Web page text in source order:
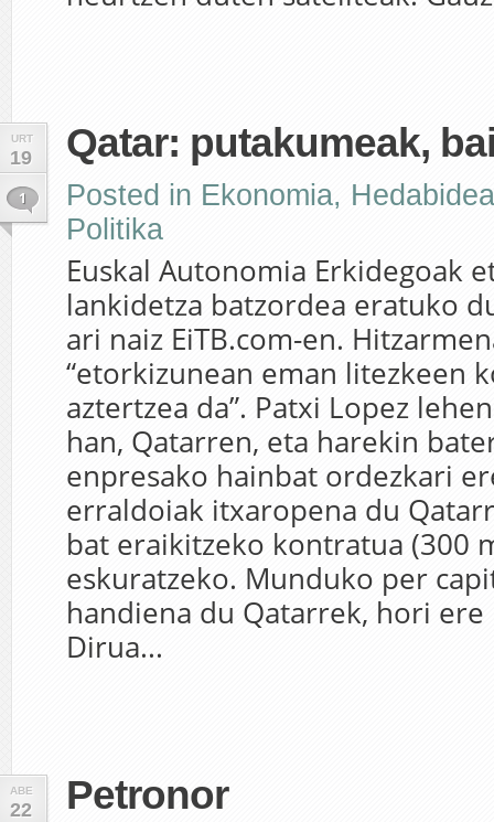
URT
19
1
Qatar: putakumeak,
Posted in Ekonomia,
Politika
Euskal Autonomia Erkidegoak
lankidetza batzordea eratuko
ari naiz EiTB.com-en.
“etorkizunean eman litezkeen
aztertzea da”. Patxi Lopez
han, Qatarren, eta harekin
enpresako hainbat ordezkari
erraldoiak itxaropena du
bat eraikitzeko kontratua (300
eskuratzeko. Munduko per
handiena du Qatarrek, hori
Dirua...
ABE
22 Petronor